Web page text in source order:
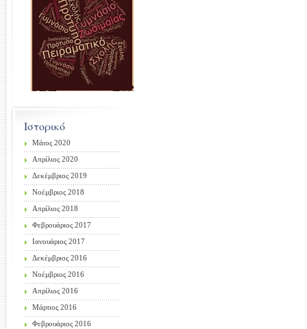
Ιστορικό
Μάιος 2020
Απρίλιος 2020
Δεκέμβριος 2019
Νοέμβριος 2018
Απρίλιος 2018
Φεβρουάριος 2017
Ιανουάριος 2017
Δεκέμβριος 2016
Νοέμβριος 2016
Απρίλιος 2016
Μάρτιος 2016
Φεβρουάριος 2016